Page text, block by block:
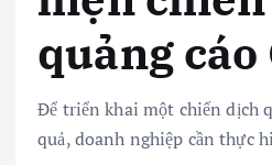
quảng cáo
Để triển khai một chiến dịch
quả, doanh nghiệp cần thực